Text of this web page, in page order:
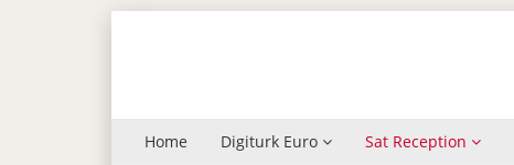
Home Digiturk Euro Sat Reception